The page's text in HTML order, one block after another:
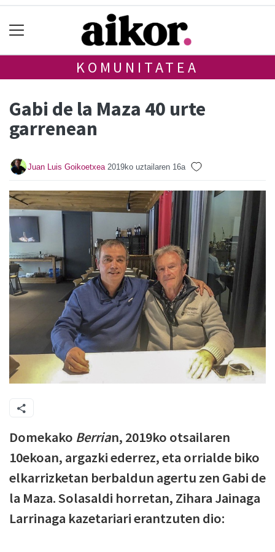
KOMUNITATEA
Gabi de la Maza 40 urte
garrenean
Juan Luis Goikoetxea 2019ko uztailaren 16a
Domekako Berrian, 2019ko otsailaren
10ekoan, argazki ederrez, eta orrialde biko
elkarrizketan berbaldun agertu zen Gabi de
la Maza. Solasaldi horretan, Zihara Jainaga
Larrinaga kazetariari erantzuten dio: